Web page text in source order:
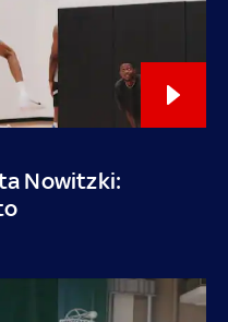
Nowitzki: